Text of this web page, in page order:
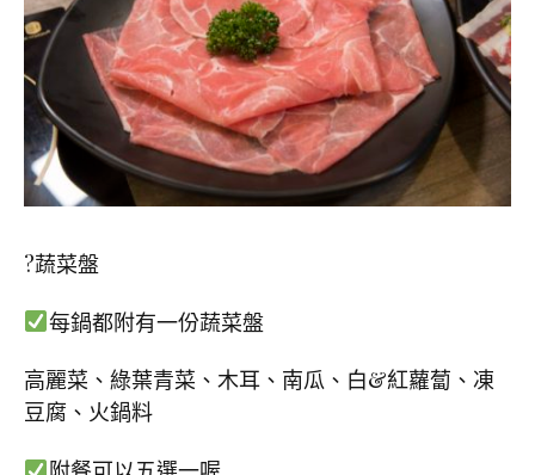
?蔬菜盤
每鍋都附有一份蔬菜盤
高麗菜、綠葉青菜、木耳、南瓜、白&紅蘿蔔、凍
豆腐、火鍋料